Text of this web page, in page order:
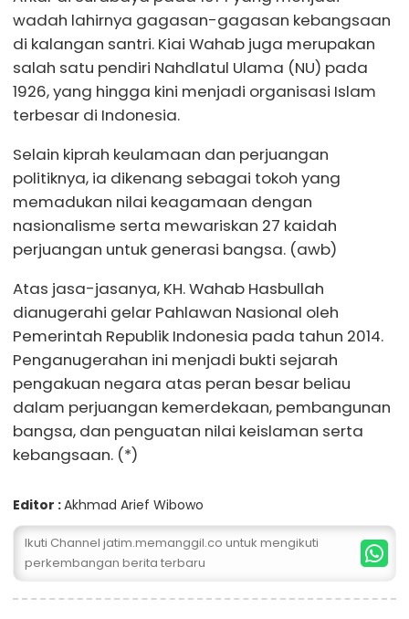
wadah lahirnya gagasan-gagasan kebangsaan
di kalangan santri. Kiai Wahab juga merupakan
salah satu pendiri Nahdlatul Ulama (NU) pada
1926, yang hingga kini menjadi organisasi Islam
terbesar di Indonesia.
Selain kiprah keulamaan dan perjuangan
politiknya, ia dikenang sebagai tokoh yang
memadukan nilai keagamaan dengan
nasionalisme serta mewariskan 27 kaidah
perjuangan untuk generasi bangsa. (awb)
Atas jasa-jasanya, KH. Wahab Hasbullah
dianugerahi gelar Pahlawan Nasional oleh
Pemerintah Republik Indonesia pada tahun 2014.
Penganugerahan ini menjadi bukti sejarah
pengakuan negara atas peran besar beliau
dalam perjuangan kemerdekaan, pembangunan
bangsa, dan penguatan nilai keislaman serta
kebangsaan. (*)
Editor :Akhmad Arief Wibowo
Ikuti Channel jatim.memanggil.co untuk mengikuti
perkembangan berita terbaru